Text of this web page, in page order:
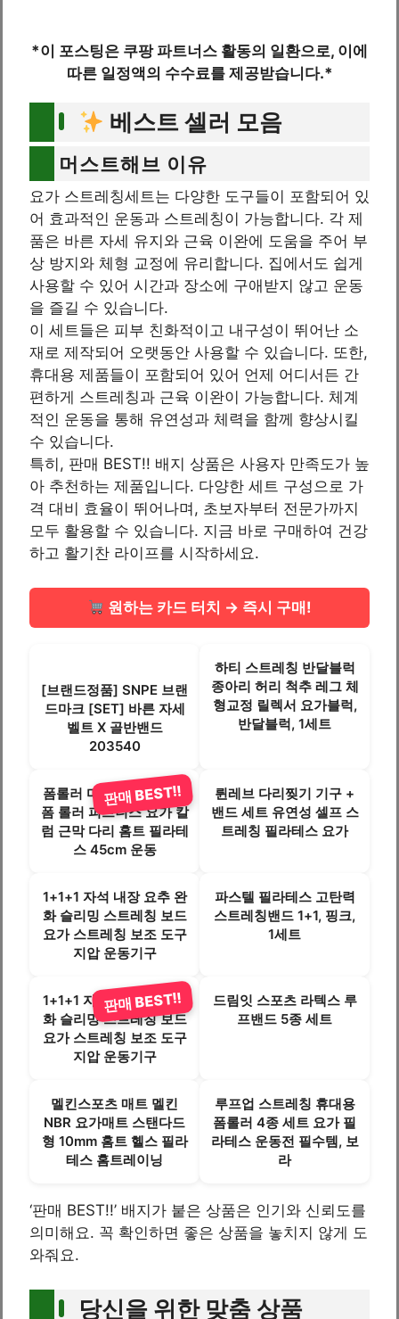
*이 포스팅은 쿠팡 파트너스 활동의 일환으로, 이에
따른 일정액의 수수료를 제공받습니다.*
베스트 셀러 모음
머스트해브 이유
요가 스트레칭세트는 다양한 도구들이 포함되어 있
어 효과적인 운동과 스트레칭이 가능합니다. 각 제
품은 바른 자세 유지와 근육 이완에 도움을 주어 부
상 방지와 체형 교정에 유리합니다. 집에서도 쉽게
사용할 수 있어 시간과 장소에 구애받지 않고 운동
을 즐길 수 있습니다.
이 세트들은 피부 친화적이고 내구성이 뛰어난 소
재로 제작되어 오랫동안 사용할 수 있습니다. 또한,
휴대용 제품들이 포함되어 있어 언제 어디서든 간
편하게 스트레칭과 근육 이완이 가능합니다. 체계
적인 운동을 통해 유연성과 체력을 함께 향상시킬
수 있습니다.
특히, 판매 BEST!! 배지 상품은 사용자 만족도가 높
아 추천하는 제품입니다. 다양한 세트 구성으로 가
격 대비 효율이 뛰어나며, 초보자부터 전문가까지
모두 활용할 수 있습니다. 지금 바로 구매하여 건강
하고 활기찬 라이프를 시작하세요.
원하는 카드 터치 → 즉시 구매!
[브랜드정품] SNPE 브랜
드마크 [SET] 바른 자세
벨트 X 골반밴드
203540
하티 스트레칭 반달블럭
종아리 허리 척추 레그 체
형교정 릴렉서 요가블럭,
반달블럭, 1세트
폼롤러 마사지 근육 이완
폼 롤러 피트니스 요가 칼
럼 근막 다리 홈트 필라테
스 45cm 운동
판매 BEST!!
륀레브 다리찢기 기구 +
밴드 세트 유연성 셀프 스
트레칭 필라테스 요가
1+1+1 자석 내장 요추 완
화 슬리밍 스트레칭 보드
요가 스트레칭 보조 도구
지압 운동기구
파스텔 필라테스 고탄력
스트레칭밴드 1+1, 핑크,
1세트
1+1+1 자석 내장 요추 완
화 슬리밍 스트레칭 보드
요가 스트레칭 보조 도구
지압 운동기구
판매 BEST!!
드림잇 스포츠 라텍스 루
프밴드 5종 세트
멜킨스포츠 매트 멜킨
NBR 요가매트 스탠다드
형 10mm 홈트 헬스 필라
테스 홈트레이닝
루프업 스트레칭 휴대용
폼롤러 4종 세트 요가 필
라테스 운동전 필수템, 보
라
‘판매 BEST!!’ 배지가 붙은 상품은 인기와 신뢰도를
의미해요. 꼭 확인하면 좋은 상품을 놓치지 않게 도
와줘요.
당신을 위한 맞춤 상품